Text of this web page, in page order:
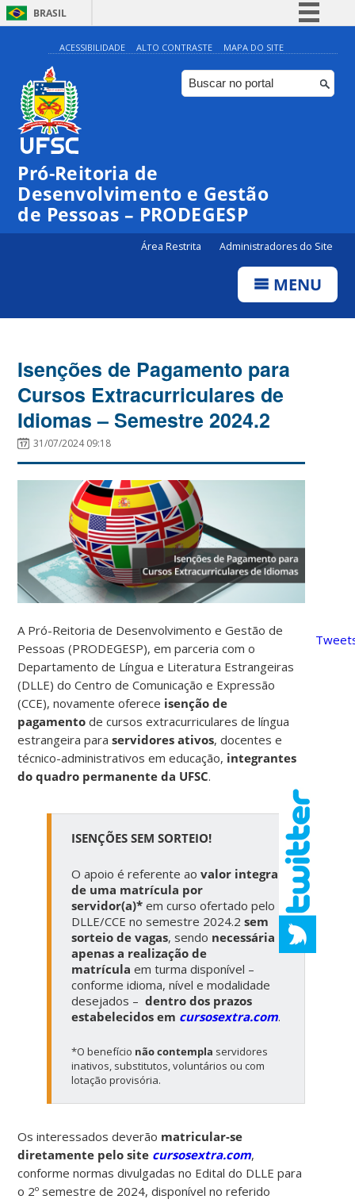
BRASIL
Simplifique!
Comunica BR
Participe
ACESSIBILIDADE ALTO CONTRASTE MAPA DO SITE
Pró-Reitoria de
Desenvolvimento e Gestão
de Pessoas – PRODEGESP
Área Restrita Administradores do Site
MENU
Isenções de Pagamento para
Cursos Extracurriculares de
Idiomas – Semestre 2024.2
31/07/2024 09:18
A Pró-Reitoria de Desenvolvimento e Gestão de
Pessoas (PRODEGESP), em parceria com o
Departamento de Língua e Literatura Estrangeiras
(DLLE) do Centro de Comunicação e Expressão
(CCE), novamente oferece isenção de
pagamento de cursos extracurriculares de língua
estrangeira paraservidores ativos, docentes e
técnico-administrativos em educação, integrantes
do quadro permanente da UFSC.
ISENÇÕES SEM SORTEIO!
O apoio é referente ao valor integral
de uma matrícula por
servidor(a)*em curso ofertado pelo
DLLE/CCE no semestre 2024.2 sem
sorteio de vagas, sendo necessária
apenas a realização de
matrícula em turma disponível –
conforme idioma, nível e modalidade
desejados – dentro dos prazos
estabelecidos em cursosextra.com.
*O benefício não contempla servidores
inativos, substitutos, voluntários ou com
lotação provisória.
Os interessados deverão matricular-se
diretamente pelo site cursosextra.com,
conforme normas divulgadas no Edital do DLLE para
o 2º semestre de 2024, disponível no referido